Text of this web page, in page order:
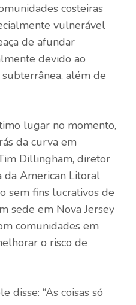
costeiras
vulnerável
de afundar
devido ao
além de
lugar no momento,
da curva em
Dillingham, diretor
da American Litoral
sem fins lucrativos de
sede em Nova Jersey
comunidades em
o risco de
disse: “As coisas só